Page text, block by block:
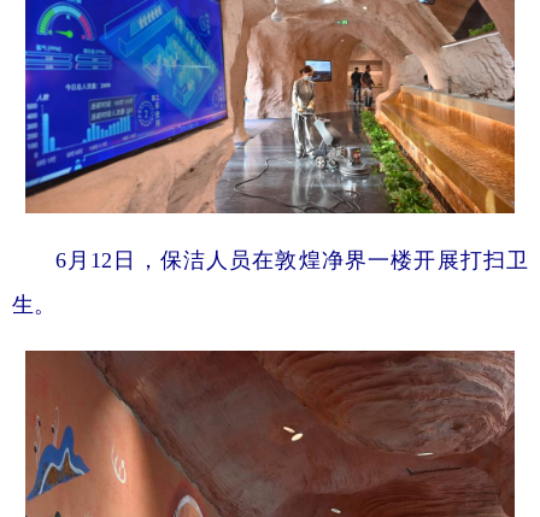
6月12日，保洁人员在敦煌净界一楼开展打扫卫
生。